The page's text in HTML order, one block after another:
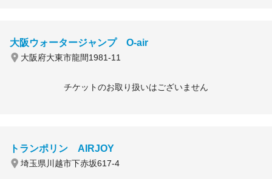
大阪ウォータージャンプ O-air
大阪府大東市龍間1981-11
チケットのお取り扱いはございません
トランポリン AIRJOY
埼玉県川越市下赤坂617-4